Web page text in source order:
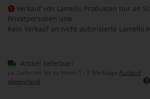
Verkauf von Lamello Produkten nur an
Privatpersonen usw.
Kein Verkauf an nicht autorisierte Lamello
Artikel lieferbar!
ca. Lieferzeit bis zu Ihnen: 1 - 3 Werktage Ausland
abweichend